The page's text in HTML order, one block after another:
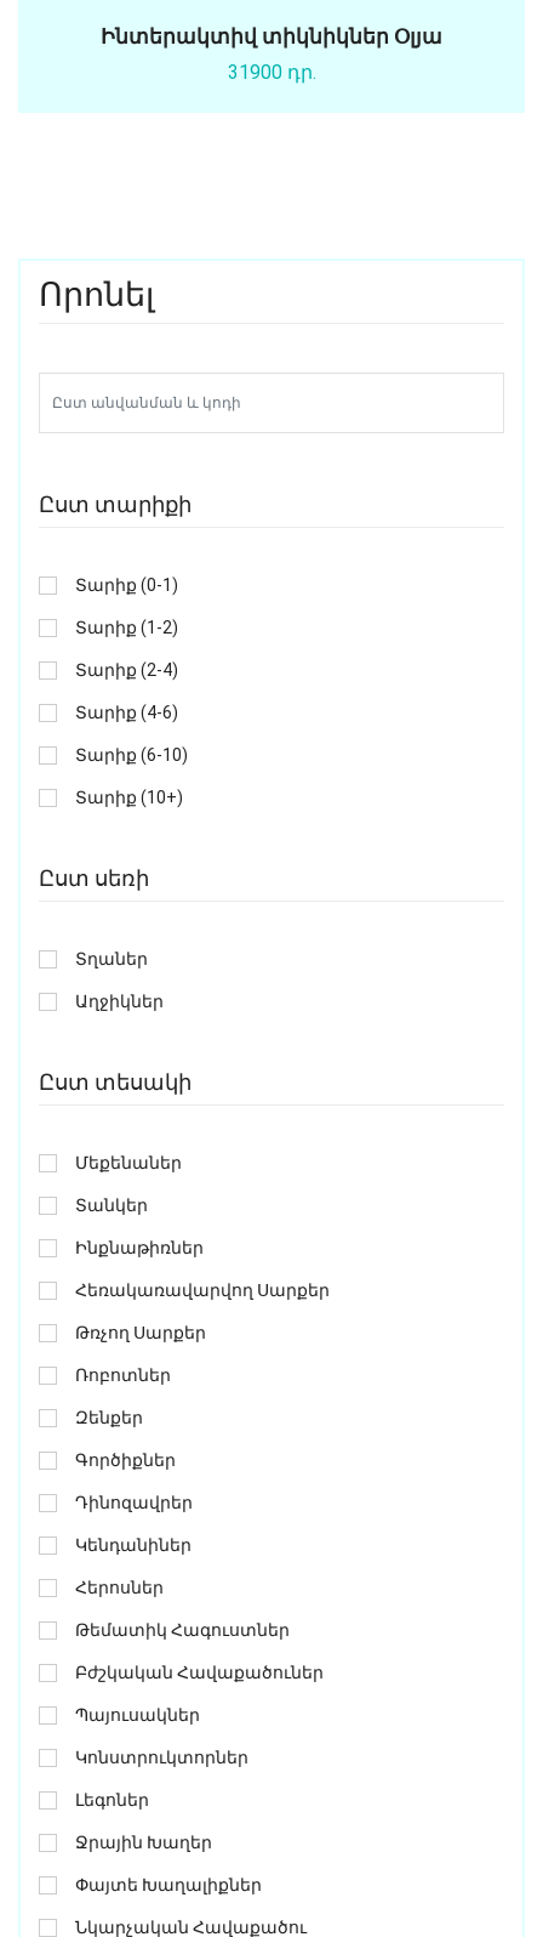
Ինտերակտիվ տիկնիկներ Օլյա
31900 դր.
Որոնել
Ըստ տարիքի
Տարիք (0-1)
Տարիք (1-2)
Տարիք (2-4)
Տարիք (4-6)
Տարիք (6-10)
Տարիք (10+)
Ըստ սեռի
Տղաներ
Աղջիկներ
Ըստ տեսակի
Մեքենաներ
Տանկեր
Ինքնաթիռներ
Հեռակառավարվող Սարքեր
Թռչող Սարքեր
Ռոբոտներ
Զենքեր
Գործիքներ
Դինոզավրեր
Կենդանիներ
Հերոսներ
Թեմատիկ Հագուստներ
Բժշկական Հավաքածուներ
Պայուսակներ
Կոնստրուկտորներ
Լեգոներ
Ջրային Խաղեր
Փայտե Խաղալիքներ
Նկարչական Հավաքածու